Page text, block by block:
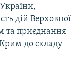
дій Верховної
та приєднання
Крим до складу